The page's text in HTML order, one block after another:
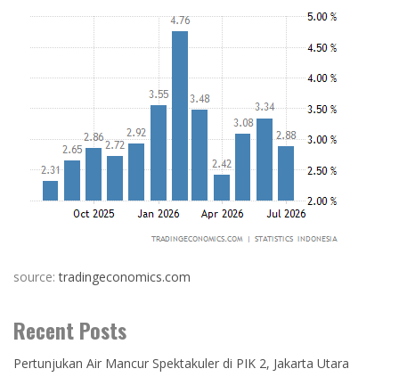
source:tradingeconomics.com
Recent Posts
Pertunjukan Air Mancur Spektakuler di PIK 2, Jakarta Utara